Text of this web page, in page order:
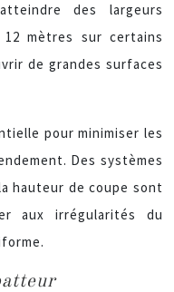
des largeurs
12 mètres sur certains
de grandes surfaces
pour minimiser les
Des systèmes
hauteur de coupe sont
aux irrégularités du